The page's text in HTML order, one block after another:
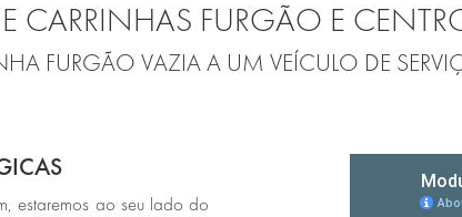
CARRINHAS FURGÃO E
FURGÃO VAZIA A UM VEÍCULO DE
estaremos ao seu lado do